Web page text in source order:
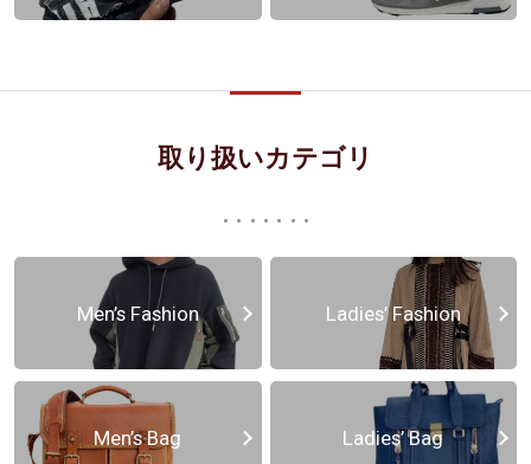
取り扱いカテゴリ
Men’s Fashion Ladies’ Fashion
Men’s Bag Ladies’ Bag